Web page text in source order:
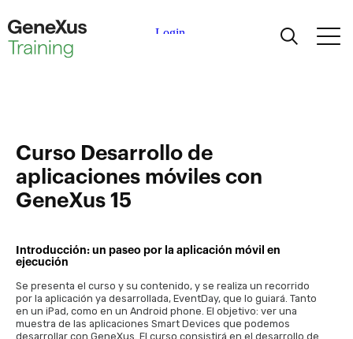
Universidades
Partners Académicos
Ayuda
Curso Desarrollo de
aplicaciones móviles con
GeneXus 15
Introducción: un paseo por la aplicación móvil en
ejecución
Se presenta el curso y su contenido, y se realiza un recorrido
por la aplicación ya desarrollada, EventDay, que lo guiará. Tanto
en un iPad, como en un Android phone. El objetivo: ver una
muestra de las aplicaciones Smart Devices que podemos
desarrollar con GeneXus. El curso consistirá en el desarrollo de